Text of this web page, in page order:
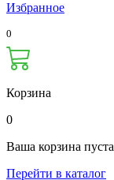
Избранное
0
Корзина
0
Ваша корзина пуста
Перейти в каталог